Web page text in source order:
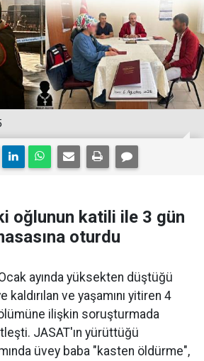
oğlunun katili ile 3 gün
oturdu
ayında yüksekten düştüğü
kaldırılan ve yaşamını yitiren 4
ölümüne ilişkin soruşturmada
JASAT'ın yürüttüğü
üvey baba "kasten öldürme",